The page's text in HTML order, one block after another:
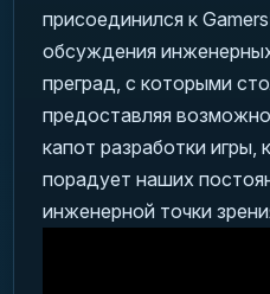
присоединился к
обсуждения
преград, с которыми
предоставляя
капот разработки игры,
порадует наших
инженерной точки